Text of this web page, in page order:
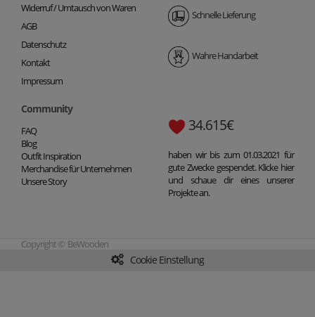
Widerruf / Umtausch von Waren
AGB
Datenschutz
Kontakt
Impressum
Schnelle Lieferung
Wahre Handarbeit
Community
FAQ
Blog
Outfit Inspiration
Merchandise für Unternehmen
Unsere Story
34.615€
haben wir bis zum 01.03.2021 für
gute Zwecke gespendet. Klicke hier
und schaue dir eines unserer
Projekte an.
Copyright © BeWooden
Cookie Einstellung